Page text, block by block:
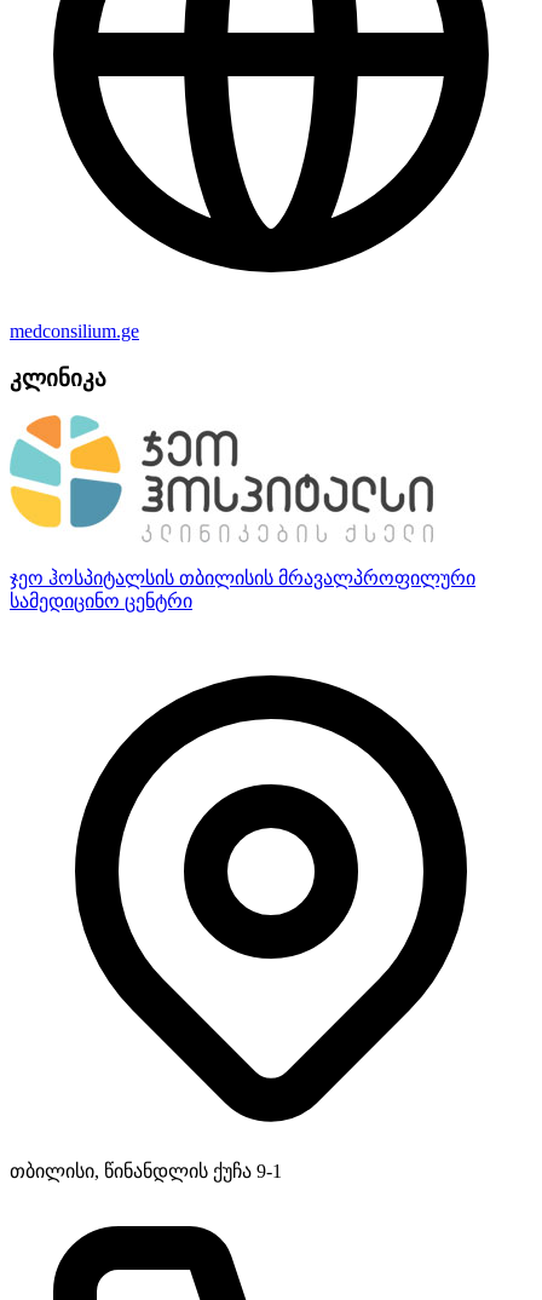
medconsilium.ge
კლინიკა
ჯეო ჰოსპიტალსის თბილისის მრავალპროფილური
სამედიცინო ცენტრი
თბილისი, წინანდლის ქუჩა 9-1